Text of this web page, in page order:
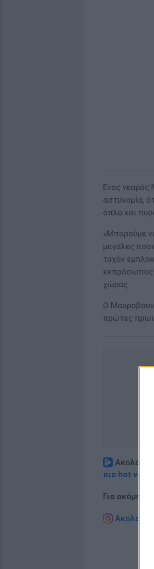
Ενας νεαρός
αστυνομία,
όπλα και
«Μπορούμε
μεγάλες
τυχόν
εκπρόσωπος
χώρας.
Ο
πρώτες
πιο hot νέα
Για ακόμη